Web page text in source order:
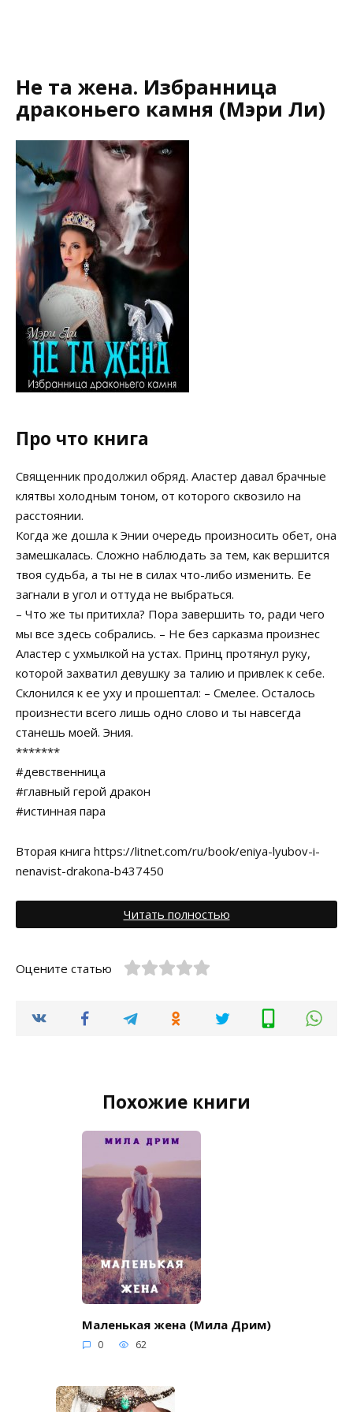
Не та жена. Избранница
драконьего камня (Мэри Ли)
Про что книга
Священник продолжил обряд. Аластер давал брачные
клятвы холодным тоном, от которого сквозило на
расстоянии.
Когда же дошла к Энии очередь произносить обет, она
замешкалась. Сложно наблюдать за тем, как вершится
твоя судьба, а ты не в силах что-либо изменить. Ее
загнали в угол и оттуда не выбраться.
– Что же ты притихла? Пора завершить то, ради чего
мы все здесь собрались. – Не без сарказма произнес
Аластер с ухмылкой на устах. Принц протянул руку,
которой захватил девушку за талию и привлек к себе.
Склонился к ее уху и прошептал: – Смелее. Осталось
произнести всего лишь одно слово и ты навсегда
станешь моей. Эния.
*******
#девственница
#главный герой дракон
#истинная пара
Вторая книга https://litnet.com/ru/book/eniya-lyubov-i-
nenavist-drakona-b437450
Читать полностью
Оцените статью
Похожие книги
Маленькая жена (Мила Дрим)
0 62